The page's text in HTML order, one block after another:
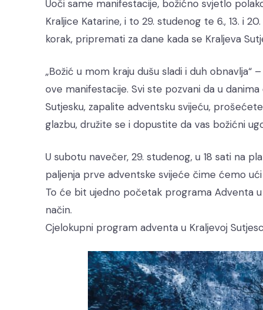
Uoči same manifestacije, božićno svjetlo
Kraljice Katarine, i to 29. studenog te 6., 13. i
korak, pripremati za dane kada se Kraljeva
„Božić u mom kraju dušu sladi i duh obnavlja“
ove manifestacije. Svi ste pozvani da u
Sutjesku, zapalite adventsku svijeću,
glazbu, družite se i dopustite da vas božićni
U subotu navečer, 29. studenog, u 18 sati na
paljenja prve adventske svijeće čime ćemo
To će bit ujedno početak programa Adventa
način.
Cjelokupni program adventa u Kraljevoj